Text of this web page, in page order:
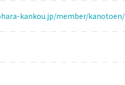
kankou.jp/member/kanotoen/